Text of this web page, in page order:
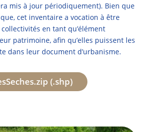
mis à jour périodiquement). Bien que
cet inventaire a vocation à être
en tant qu’élément
patrimoine, afin qu’elles puissent les
dans leur document d’urbanisme.
(.shp)